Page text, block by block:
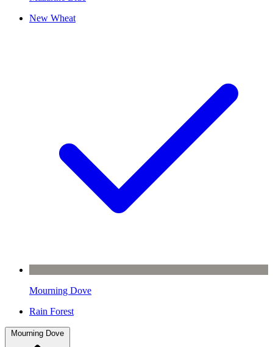
New Wheat
Mourning Dove
Rain Forest
Mourning Dove